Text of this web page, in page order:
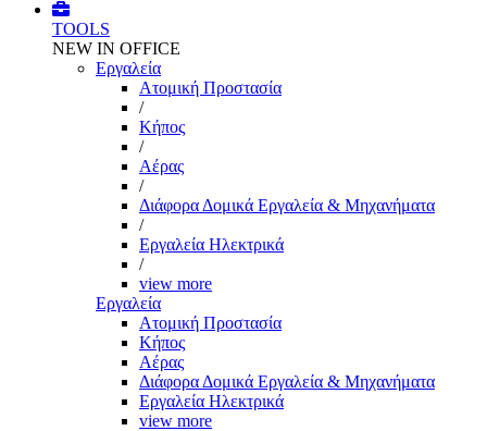
TOOLS
NEW IN OFFICE
Εργαλεία
Aτομική Προστασία
/
Kήπος
/
Αέρας
/
Διάφορα Δομικά Εργαλεία & Μηχανήματα
/
Εργαλεία Ηλεκτρικά
/
view more
Εργαλεία
Aτομική Προστασία
Kήπος
Αέρας
Διάφορα Δομικά Εργαλεία & Μηχανήματα
Εργαλεία Ηλεκτρικά
view more